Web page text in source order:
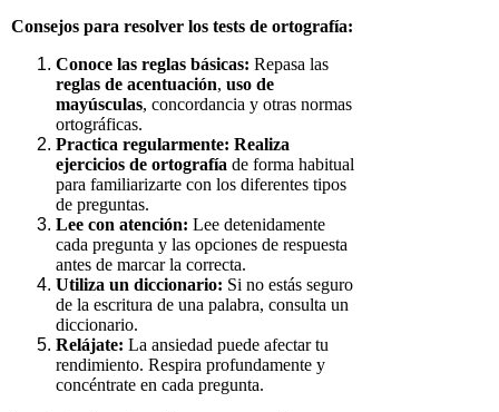
Consejos para resolver los tests de ortografía:
Conoce las reglas básicas: Repasa las
reglas de acentuación, uso de
mayúsculas, concordancia y otras normas
ortográficas.
Practica regularmente: Realiza
ejercicios de ortografía de forma habitual
para familiarizarte con los diferentes tipos
de preguntas.
Lee con atención: Lee detenidamente
cada pregunta y las opciones de respuesta
antes de marcar la correcta.
Utiliza un diccionario: Si no estás seguro
de la escritura de una palabra, consulta un
diccionario.
Relájate: La ansiedad puede afectar tu
rendimiento. Respira profundamente y
concéntrate en cada pregunta.